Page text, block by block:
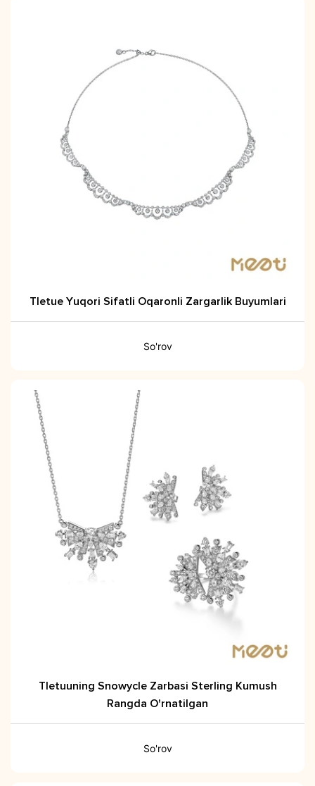
Tletue Yuqori Sifatli Oqaronli Zargarlik Buyumlari
So'rov
Tletuuning Snowycle Zarbasi Sterling Kumush
Rangda O'rnatilgan
So'rov